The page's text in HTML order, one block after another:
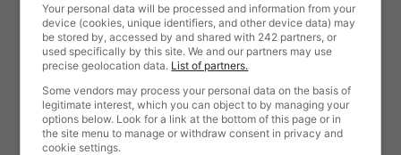
Your personal data will be processed and information from your
device (cookies, unique identifiers, and other device data) may
be stored by, accessed by and shared with 242 partners, or
used specifically by this site. We and our partners may use
precise geolocation data. List of partners.
Some vendors may process your personal data on the basis of
legitimate interest, which you can object to by managing your
options below. Look for a link at the bottom of this page or in
the site menu to manage or withdraw consent in privacy and
cookie settings.